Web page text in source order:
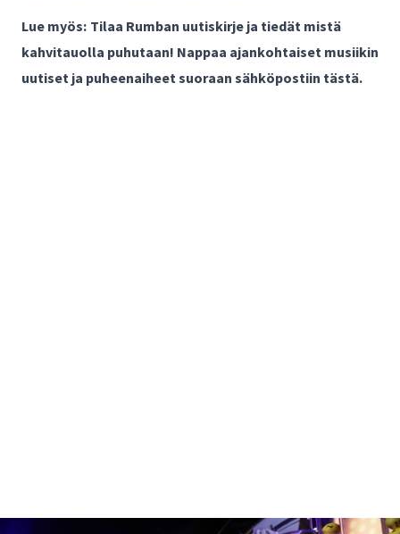
Lue myös: Tilaa Rumban uutiskirje ja tiedät mistä
kahvitauolla puhutaan! Nappaa ajankohtaiset musiikin
uutiset ja puheenaiheet suoraan sähköpostiin tästä.